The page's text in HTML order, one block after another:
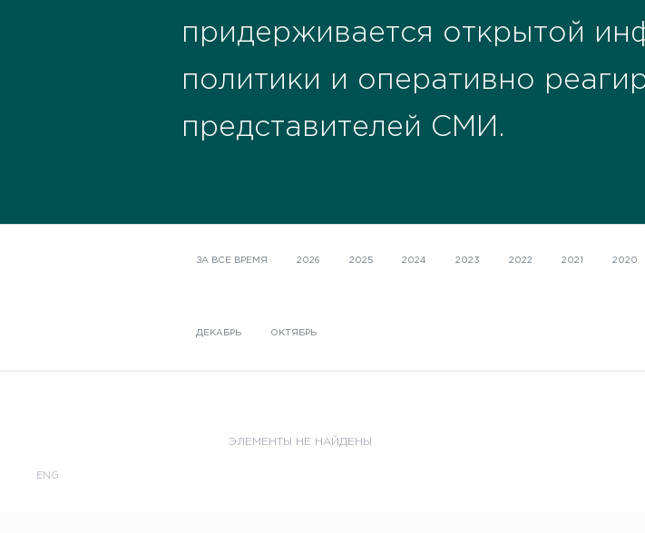
придерживается открытой
политики и оперативно
представителей СМИ.
ЗА ВСЕ ВРЕМЯ 2026 2025 2024 2023 2022 2021 2020
ДЕКАБРЬ ОКТЯБРЬ
ЭЛЕМЕНТЫ НЕ НАЙДЕНЫ
ENG